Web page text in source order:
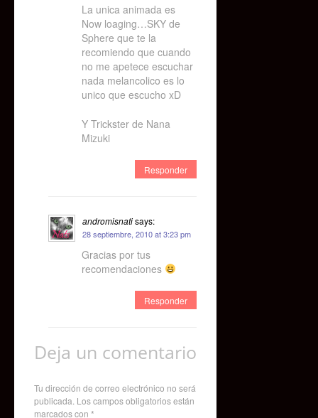
La unica animada es
Now loaging…SKY de
Sphere que te la
recomiendo que cuando
no me apetece escuchar
nada melancolico es lo
unico que escucho xD
Y Trickster de Nana
Mizuki
Responder
andromisnatisays:
28 septiembre, 2010 at 3:23 pm
Gracias por tus
recomendaciones
Responder
Deja un comentario
Tu dirección de correo electrónico no será
publicada. Los campos obligatorios están
marcados con *